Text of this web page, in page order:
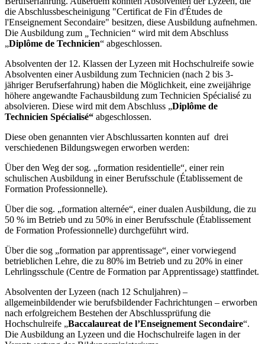
die Abschlussbescheinigung "Certificat de Fin d'Études de
l'Enseignement Secondaire" besitzen, diese Ausbildung aufnehmen.
Die Ausbildung zum
Technicien“ wird mit dem Abschluss
„Diplôme de Technicien“ abgeschlossen.
Absolventen der 12. Klassen der Lyzeen mit Hochschulreife sowie
Absolventen einer Ausbildung zum Technicien (nach 2 bis 3-
jähriger Berufserfahrung) haben die Möglichkeit, eine zweijährige
höhere angewandte Fachausbildung zum Technicien Spécialisé zu
absolvieren. Diese wird mit dem Abschluss „Diplôme de
Technicien Spécialisé“ abgeschlossen.
Diese oben genannten vier Abschlussarten konnten auf drei
verschiedenen Bildungswegen erworben werden:
Über den Weg der sog. „formation residentielle“, einer rein
schulischen Ausbildung in einer Berufsschule (Établissement de
Formation Professionnelle).
Über die sog. „formation alternée“, einer dualen Ausbildung, die zu
50 % im Betrieb und zu 50% in einer Berufsschule (Établissement
de Formation Professionnelle) durchgeführt wird.
Über die sog „formation par apprentissage“, einer vorwiegend
betrieblichen Lehre, die zu 80% im Betrieb und zu 20% in einer
Lehrlingsschule (Centre de Formation par Apprentissage) stattfindet.
Absolventen der Lyzeen (nach 12 Schuljahren) –
allgemeinbildender wie berufsbildender Fachrichtungen – erworben
nach erfolgreichem Bestehen der Abschlussprüfung die
Hochschulreife „Baccalaureat de l’Enseignement Secondaire“.
Die Ausbildung an Lyzeen und die Hochschulreife lagen in der